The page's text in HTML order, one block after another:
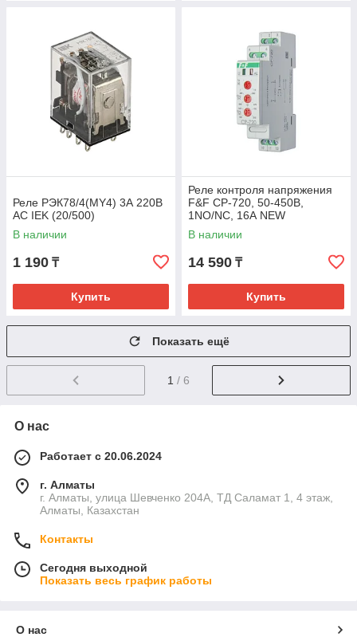
Реле РЭК78/4(MY4) 3А 220В
АC IEK (20/500)
В наличии
1 190 ₸
Купить
Реле контроля напряжения
F&F CP-720, 50-450В,
1NO/NC, 16А NEW
В наличии
14 590 ₸
Купить
Показать ещё
1 / 6
О нас
Работает с 20.06.2024
г. Алматы
г. Алматы, улица Шевченко 204А, ТД Саламат 1, 4 этаж,
Алматы, Казахстан
Контакты
Сегодня выходной
Показать весь график работы
О нас